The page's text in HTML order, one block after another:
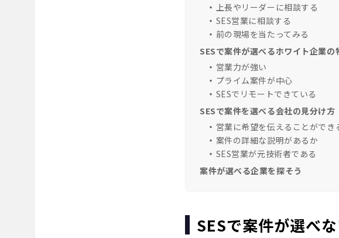
上長やリーダーに相談する
SES営業に相談する
前の現場を当たってみる
SESで案件が選べるホワイト企業の
営業力が強い
プライム案件が中心
SESでリモートできている
SESで案件を選べる会社の見分け方
営業に希望を伝えることができ
案件の詳細な説明があるか
SES営業が元技術者である
案件が選べる企業を探そう
SESで案件が選べな